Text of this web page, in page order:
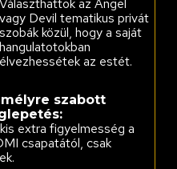
Választhattok az Angel
vagy Devil tematikus privát
szobák közül, hogy a saját
hangulatotokban
élvezhessétek az estét.
szabott
extra figyelmesség a
csapatától, csak